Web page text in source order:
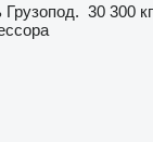
Грузопод. 30 300 кг